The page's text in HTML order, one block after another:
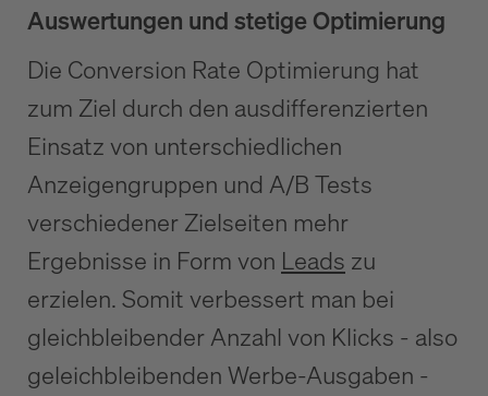
Auswertungen und stetige Optimierung
Die Conversion Rate Optimierung hat
zum Ziel durch den ausdifferenzierten
Einsatz von unterschiedlichen
Anzeigengruppen und A/B Tests
verschiedener Zielseiten mehr
Ergebnisse in Form von Leads zu
erzielen. Somit verbessert man bei
gleichbleibender Anzahl von Klicks - also
geleichbleibenden Werbe-Ausgaben -